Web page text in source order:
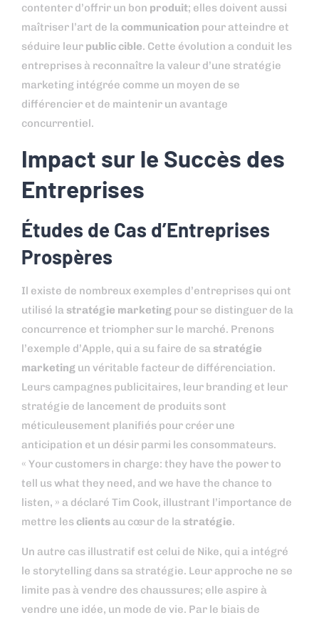
contenter d’offrir un bon produit; elles doivent aussi
maîtriser l’art de lacommunication pour atteindre et
séduire leur public cible. Cette évolution a conduit les
entreprises à reconnaître la valeur d’une stratégie
marketing intégrée comme un moyen de se
différencier et de maintenir un avantage
concurrentiel.
Impact sur le Succès des
Entreprises
Études de Cas d’Entreprises
Prospères
Il existe de nombreux exemples d’entreprises qui ont
utilisé la stratégie marketing pour se distinguer de la
concurrence et triompher sur le marché. Prenons
l’exemple d’Apple, qui a su faire de sa stratégie
marketing un véritable facteur de différenciation.
Leurs campagnes publicitaires, leur branding et leur
stratégie de lancement de produits sont
méticuleusement planifiés pour créer une
anticipation et un désir parmi les consommateurs.
« Your customers in charge: they have the power to
tell us what they need, and we have the chance to
listen, » a déclaré Tim Cook, illustrant l’importance de
mettre lesclients au cœur de la stratégie.
Un autre cas illustratif est celui de Nike, qui a intégré
le storytelling dans sa stratégie. Leur approche ne se
limite pas à vendre des chaussures; elle aspire à
vendre une idée, un mode de vie. Par le biais de